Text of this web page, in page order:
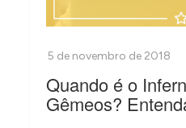
Quando é o
Gêmeos?